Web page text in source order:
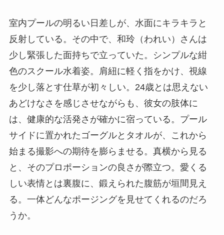
室内プールの明るい日差しが、水面にキラキラと
反射している。その中で、和玲（われい）さんは
少し緊張した面持ちで立っていた。シンプルな紺
色のスクール水着姿。肩紐に軽く指をかけ、視線
を少し落とす仕草が初々しい。24歳とは思えない
あどけなさを感じさせながらも、彼女の肢体に
は、健康的な活発さが確かに宿っている。プール
サイドに置かれたゴーグルとタオルが、これから
始まる撮影への期待を膨らませる。真横から見る
と、そのプロポーションの良さが際立つ。愛くる
しい表情とは裏腹に、鍛えられた腹筋が垣間見え
る。一体どんなポージングを見せてくれるのだろ
うか。